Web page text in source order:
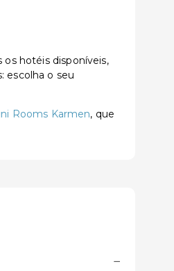
hotéis disponíveis,
escolha o seu
Rooms Karmen, que
−